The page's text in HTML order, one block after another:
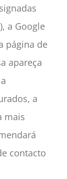
a Google
página de
apareça
a
mais
contacto